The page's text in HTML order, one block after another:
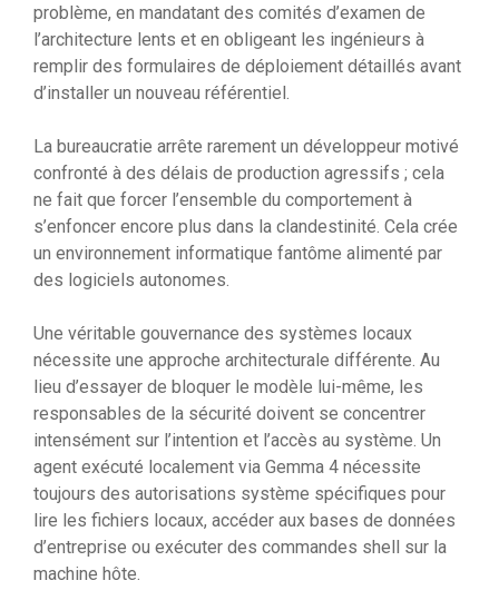
problème, en mandatant des comités d’examen de
l’architecture lents et en obligeant les ingénieurs à
remplir des formulaires de déploiement détaillés avant
d’installer un nouveau référentiel.
La bureaucratie arrête rarement un développeur motivé
confronté à des délais de production agressifs ; cela
ne fait que forcer l’ensemble du comportement à
s’enfoncer encore plus dans la clandestinité. Cela crée
un environnement informatique fantôme alimenté par
des logiciels autonomes.
Une véritable gouvernance des systèmes locaux
nécessite une approche architecturale différente. Au
lieu d’essayer de bloquer le modèle lui-même, les
responsables de la sécurité doivent se concentrer
intensément sur l’intention et l’accès au système. Un
agent exécuté localement via Gemma 4 nécessite
toujours des autorisations système spécifiques pour
lire les fichiers locaux, accéder aux bases de données
d’entreprise ou exécuter des commandes shell sur la
machine hôte.